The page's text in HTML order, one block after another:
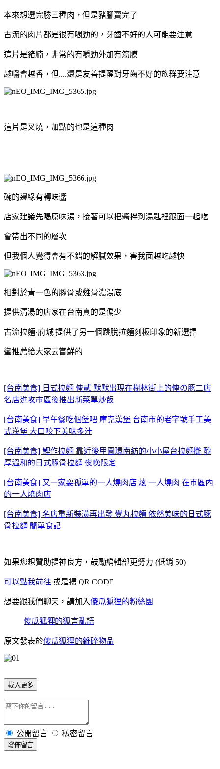
本來想選完勝三種肉，但是豬腳賣完了
古流的肉片都是很有嚼勁的，牙齒不好的人可能要注意
這片是豬腩，非常的有嚼勁外加有筋膜
越嚼會越香，但....還是友善提醒對牙齒不好的族群要注意
這片是叉燒，加點的也是這種肉
碗的邊緣有轉味醬
店家建議先喝原味湯，接著可以把醬拌到湯匙裡跟面一起吃
會帶出不同的層次
但我個人覺得會有不錯的解膩效果，害我面越吃越快
相對於青一色的豚骨或雞骨濃湯底
提供清湯的店家在台南真的是偏少
古流拉麵·府城 提供了另一個跳脫拉麵刻板印象的新選擇
蠻推薦給大家去嘗鮮的
[台南美食] 日式拉麵 俺貳 默默出現在樹林街上的俺の豚二店
名店進攻市區後推出新菜單炒飯
[台南美食] 早午餐吃個堡吧 庫克漢堡 台南市的老字號手工美
式漢堡 大口咬下美味多汁
[台南美食] 鯉作拉麵 靠近後甲圓環南紡的小小屋台拉麵攤 醇
厚溫和的日式豚骨拉麵 夜晚限定
[台南美食] 又一家耍孤單的一人燒肉店 炫 一人燒肉 在市區內
的一人燒肉店
[台南美食] 名店重新裝潢再出發 覺丸拉麵 依然美味的日式豚
骨拉麵 簡單食記
如果您想贊助提神良方，鼓勵編輯部更努力 (低銷 50)
可以點我前往 或是掃 QR CODE
想要跟我們聊天，請加入傻瓜狐狸的粉絲團
傻瓜狐狸的狐言亂語
原文發表於傻瓜狐狸的雜碎物品
載入更多
公開留言 私密留言
發佈留言